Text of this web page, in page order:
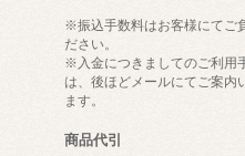
※振込手数料はお客様にてご
ださい。
※入金につきましてのご利用
は、後ほどメールにてご案内
ます。
商品代引